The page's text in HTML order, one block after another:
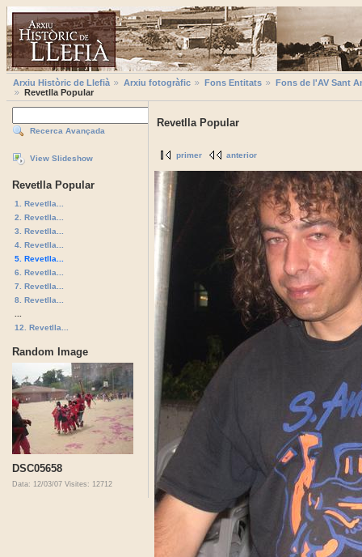
Arxiu Històric de Llefià Arxiu fotogràfic Fons Entitats
Fons de l'AV Sant
Revetlla Popular
Recerca Avançada
View Slideshow
Revetlla Popular
1. Revetlla...
2. Revetlla...
3. Revetlla...
4. Revetlla...
5. Revetlla...
6. Revetlla...
7. Revetlla...
8. Revetlla...
12. Revetlla...
Random Image
DSC05658
Data: 12/03/07 Visites: 12712
Revetlla Popular
primer anterior